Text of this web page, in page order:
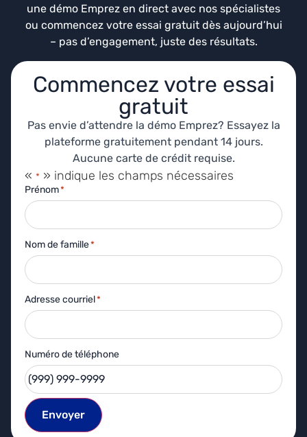
une démo Emprez en direct avec nos spécialistes
ou commencez votre essai gratuit dès aujourd’hui
– pas d’engagement, juste des résultats.
Commencez votre essai
gratuit
Pas envie d’attendre la démo Emprez? Essayez la
plateforme gratuitement pendant 14 jours.
Aucune carte de crédit requise.
« * » indique les champs nécessaires
Prénom*
Nom de famille*
Adresse courriel*
Numéro de téléphone
Envoyer